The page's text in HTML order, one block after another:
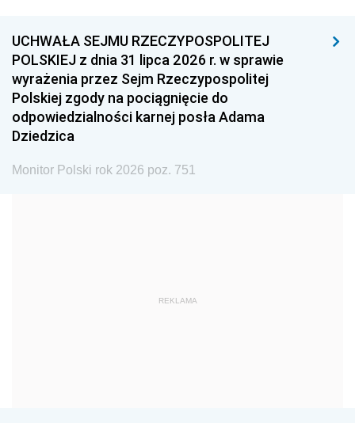
1996 1995 1994
1993 1992 1991
1990 1989
1987 1986 1985
1968
UCHWAŁA SEJMU RZECZYPOSPOLITEJ
POLSKIEJ z dnia 31 lipca 2026 r. w sprawie
wyrażenia przez Sejm Rzeczypospolitej
Polskiej zgody na pociągnięcie do
odpowiedzialności karnej posła Adama
Dziedzica
Monitor Polski rok 2026 poz. 751
REKLAMA